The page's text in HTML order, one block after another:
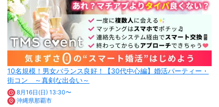
10名規模！男女バランス良好！【30代中心編】婚活パーティー・
街コン ～真剣な出会い～
8月16日(日) 13:30〜
沖縄県那覇市